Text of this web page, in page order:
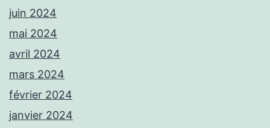
juin 2024
mai 2024
avril 2024
mars 2024
février 2024
janvier 2024